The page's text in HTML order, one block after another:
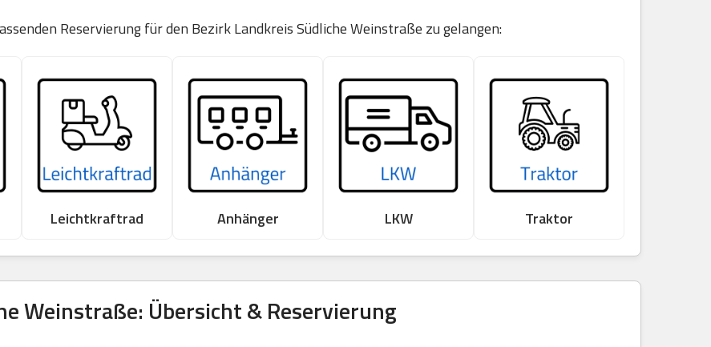
Reservierung für den Bezirk Landkreis Südliche Weinstraße zu gelangen:
Leichtkraftrad Anhänger LKW Traktor
Weinstraße: Übersicht & Reservierung